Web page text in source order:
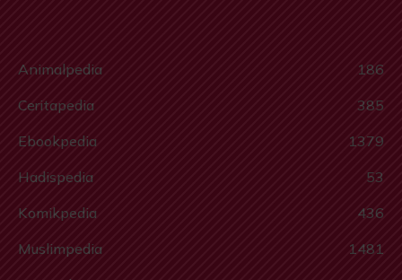
Animalpedia
186
Ceritapedia
385
Ebookpedia
1379
Hadispedia
53
Komikpedia
436
Muslimpedia
1481